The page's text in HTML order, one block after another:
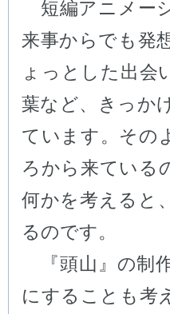
短編アニメー
来事からでも発
ょっとした出会
葉など、きっか
ています。その
ろから来ている
何かを考えると
るのです。
『頭山』の制
にすることも考